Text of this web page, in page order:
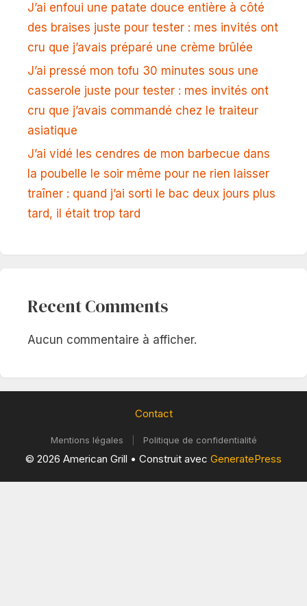
J’ai enfoui une patate douce entière à côté
des braises juste pour tester : mes invités ont
cru que j’avais préparé une crème brûlée
J’ai pressé mon tofu 30 minutes sous une
casserole juste pour tester : mes invités ont
cru que j’avais commandé chez le traiteur
asiatique
J’ai vidé les cendres de mon barbecue dans
la poubelle le soir même pour ne rien laisser
traîner : quand j’ai sorti le bac deux jours plus
tard, il était trop tard
Recent Comments
Aucun commentaire à afficher.
Contact
Mentions légales Politique de confidentialité
© 2026 American Grill • Construit avec GeneratePress